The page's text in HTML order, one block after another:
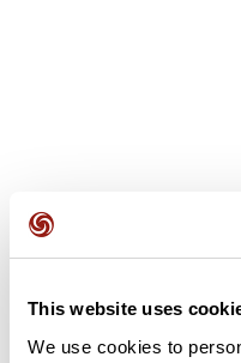
This website uses
We use cookies to
Avis des utilisateurs
Parfait